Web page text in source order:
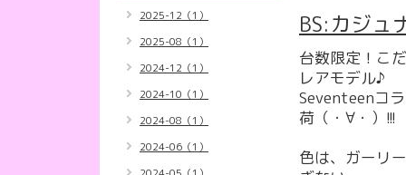
BS:カジ
台数限定！こ
レアモデル♪
Seventeenコ
荷（・∀・）!!!
色は、ガーリ
2025-12（1）
2025-08（1）
2024-12（1）
2024-10（1）
2024-08（1）
2024-06（1）